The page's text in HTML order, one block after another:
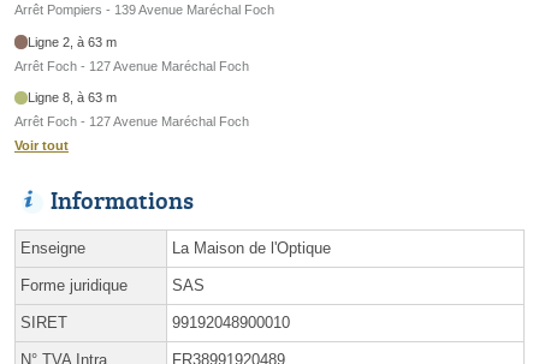
Arrêt Pompiers - 139 Avenue Maréchal Foch
Ligne 2, à 63 m
Arrêt Foch - 127 Avenue Maréchal Foch
Ligne 8, à 63 m
Arrêt Foch - 127 Avenue Maréchal Foch
Voir tout
Informations
Enseigne La Maison de l'Optique
Forme juridique SAS
SIRET 99192048900010
N° TVA Intra. FR38991920489